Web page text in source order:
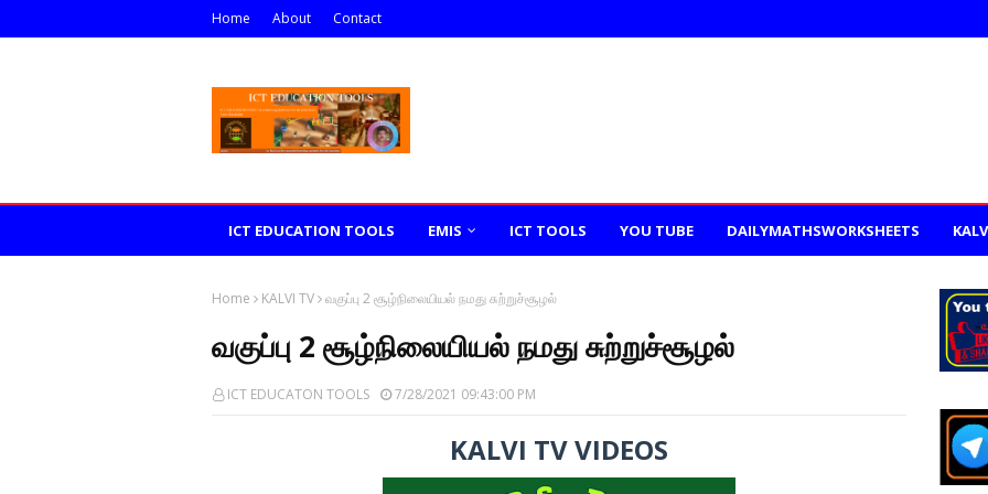
Home About Contact
ICT EDUCATION TOOLS EMIS ICT TOOLS YOU TUBE DAILYMATHSWORKSHEETS
Home KALVI TV வகுப்பு 2 சூழ்நிலையியல் நமது சுற்றுச்சூழல்
வகுப்பு 2 சூழ்நிலையியல் நமது சுற்றுச்சூழல்
ICT EDUCATON TOOLS 7/28/2021 09:43:00 PM
KALVI TV VIDEOS